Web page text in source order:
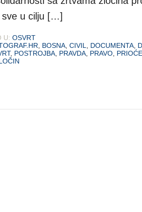
sve u cilju […]
U: OSVRT
BOSNA CIVIL DOCUMENTA
, POSTROJBA PRAVDA PRAVO